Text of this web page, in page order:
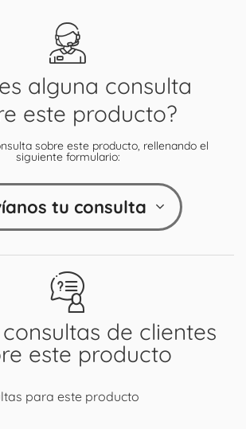
de clientes
este producto
para este producto
alguna consulta
este producto?
sobre este producto, rellenando el
siguiente formulario:
tu consulta